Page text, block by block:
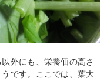
外にも、栄養価の高さ
です。ここでは、葉大